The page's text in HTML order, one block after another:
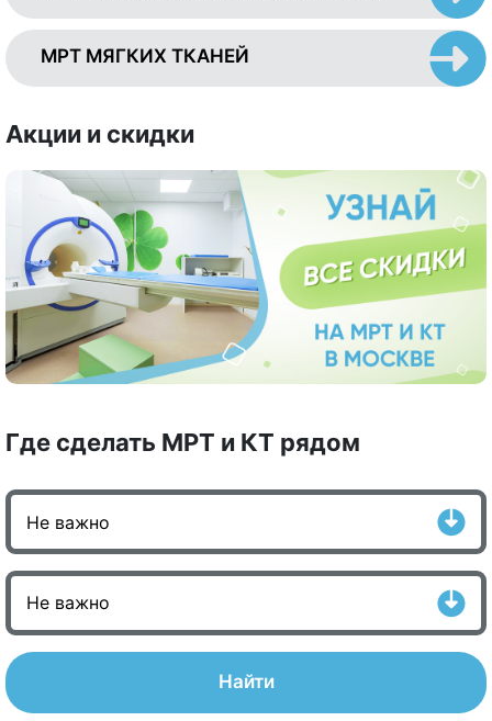
МРТ МЯГКИХ ТКАНЕЙ
Акции и скидки
Где сделать МРТ и КТ рядом
Найти